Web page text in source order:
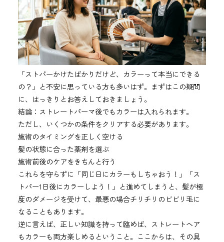
「ストパーかけたばかりだけど、カラーって本当にできる
の？」と不安に思っている方も多いはず。まずはこの疑問
に、はっきりとお答えしておきましょう。
結論：ストレートパーマ後でもカラーは入れられます。
ただし、いくつかの条件をクリアする必要があります。
施術のタイミングを正しく空ける
髪の状態に合った薬剤を選ぶ
施術前後のケアをきちんと行う
これらを守らずに「同じ日にカラーもしちゃおう！」「ス
トパー1日後にカラーしよう！」と進めてしまうと、髪が極
度のダメージを受けて、最悪の場合チリチリのビビリ毛に
なることもあります。
逆に言えば、正しい知識を持って臨めば、ストレートヘア
もカラーも両方楽しめるということ。ここからは、その具